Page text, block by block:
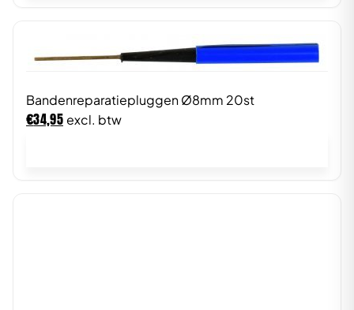
Bandenreparatiepluggen Ø8mm 20st
€34,95 excl. btw